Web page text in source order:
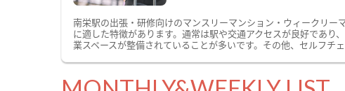
南栄駅の出張・研修向けのマンスリーマンション・ウィークリ
に適した特徴があります。通常は駅や交通アクセスが良好であ
業スペースが整備されていることが多いです。その他、セルフチ